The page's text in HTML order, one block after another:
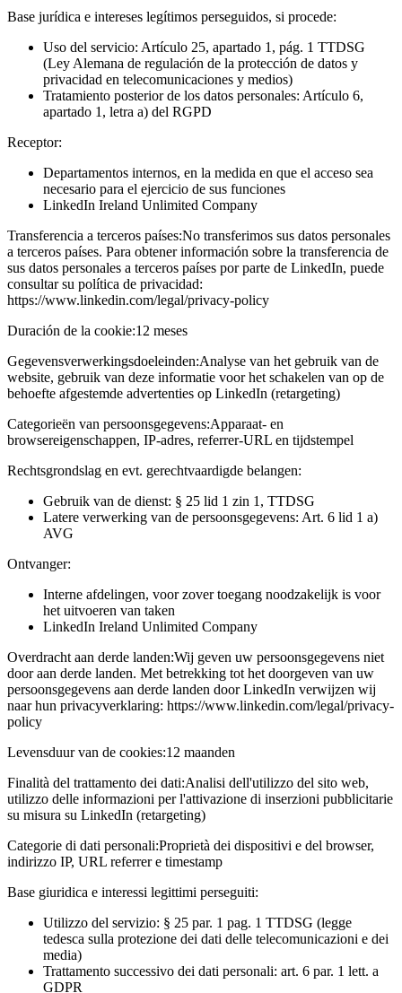
Base jurídica e intereses legítimos perseguidos, si procede:
Uso del servicio: Artículo 25, apartado 1, pág. 1 TTDSG
(Ley Alemana de regulación de la protección de datos y
privacidad en telecomunicaciones y medios)
Tratamiento posterior de los datos personales: Artículo 6,
apartado 1, letra a) del RGPD
Receptor:
Departamentos internos, en la medida en que el acceso sea
necesario para el ejercicio de sus funciones
LinkedIn Ireland Unlimited Company
Transferencia a terceros países:No transferimos sus datos personales
a terceros países. Para obtener información sobre la transferencia de
sus datos personales a terceros países por parte de LinkedIn, puede
consultar su política de privacidad:
https://www.linkedin.com/legal/privacy-policy
Duración de la cookie:12 meses
Gegevensverwerkingsdoeleinden:Analyse van het gebruik van de
website, gebruik van deze informatie voor het schakelen van op de
behoefte afgestemde advertenties op LinkedIn (retargeting)
Categorieën van persoonsgegevens:Apparaat- en
browsereigenschappen, IP-adres, referrer-URL en tijdstempel
Rechtsgrondslag en evt. gerechtvaardigde belangen:
Gebruik van de dienst: § 25 lid 1 zin 1, TTDSG
Latere verwerking van de persoonsgegevens: Art. 6 lid 1 a)
AVG
Ontvanger:
Interne afdelingen, voor zover toegang noodzakelijk is voor
het uitvoeren van taken
LinkedIn Ireland Unlimited Company
Overdracht aan derde landen:Wij geven uw persoonsgegevens niet
door aan derde landen. Met betrekking tot het doorgeven van uw
persoonsgegevens aan derde landen door LinkedIn verwijzen wij
naar hun privacyverklaring: https://www.linkedin.com/legal/privacy-
policy
Levensduur van de cookies:12 maanden
Finalità del trattamento dei dati:Analisi dell'utilizzo del sito web,
utilizzo delle informazioni per l'attivazione di inserzioni pubblicitarie
su misura su LinkedIn (retargeting)
Categorie di dati personali:Proprietà dei dispositivi e del browser,
indirizzo IP, URL referrer e timestamp
Base giuridica e interessi legittimi perseguiti:
Utilizzo del servizio: § 25 par. 1 pag. 1 TTDSG (legge
tedesca sulla protezione dei dati delle telecomunicazioni e dei
media)
Trattamento successivo dei dati personali: art. 6 par. 1 lett. a
GDPR